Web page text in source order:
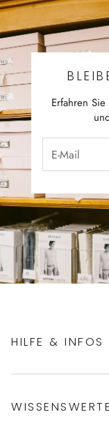
Erfahren
HILFE & INFOS
Datenschutz